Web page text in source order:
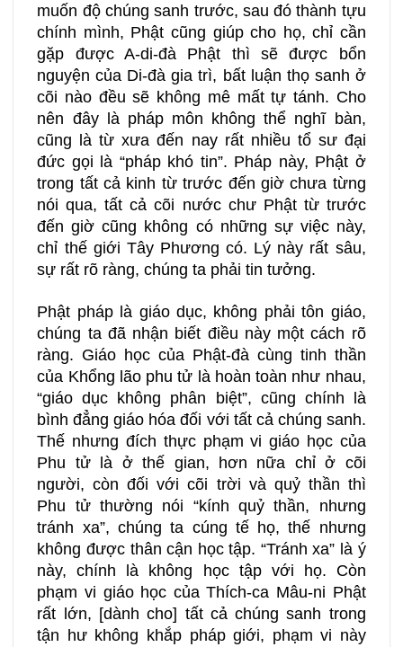
muốn độ chúng sanh trước, sau đó thành tựu
chính mình, Phật cũng giúp cho họ, chỉ cần
gặp được A-di-đà Phật thì sẽ được bổn
nguyện của Di-đà gia trì, bất luận thọ sanh ở
cõi nào đều sẽ không mê mất tự tánh. Cho
nên đây là pháp môn không thể nghĩ bàn,
cũng là từ xưa đến nay rất nhiều tổ sư đại
đức gọi là “pháp khó tin”. Pháp này, Phật ở
trong tất cả kinh từ trước đến giờ chưa từng
nói qua, tất cả cõi nước chư Phật từ trước
đến giờ cũng không có những sự việc này,
chỉ thế giới Tây Phương có. Lý này rất sâu,
sự rất rõ ràng, chúng ta phải tin tưởng.
Phật pháp là giáo dục, không phải tôn giáo,
chúng ta đã nhận biết điều này một cách rõ
ràng. Giáo học của Phật-đà cùng tinh thần
của Khổng lão phu tử là hoàn toàn như nhau,
“giáo dục không phân biệt”, cũng chính là
bình đẳng giáo hóa đối với tất cả chúng sanh.
Thế nhưng đích thực phạm vi giáo học của
Phu tử là ở thế gian, hơn nữa chỉ ở cõi
người, còn đối với cõi trời và quỷ thần thì
Phu tử thường nói “kính quỷ thần, nhưng
tránh xa”, chúng ta cúng tế họ, thế nhưng
không được thân cận học tập. “Tránh xa” là ý
này, chính là không học tập với họ. Còn
phạm vi giáo học của Thích-ca Mâu-ni Phật
rất lớn, [dành cho] tất cả chúng sanh trong
tận hư không khắp pháp giới, phạm vi này